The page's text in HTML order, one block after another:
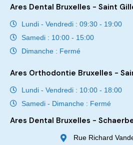
Ares Dental Bruxelles - Saint
Lundi - Vendredi : 09:30 - 19:00
Samedi : 10:00 - 15:00
Dimanche : Fermé
Ares Orthodontie Bruxelles -
Lundi - Vendredi : 10:00 - 18:00
Samedi - Dimanche : Fermé
Ares Dental Bruxelles -
Rue Richard